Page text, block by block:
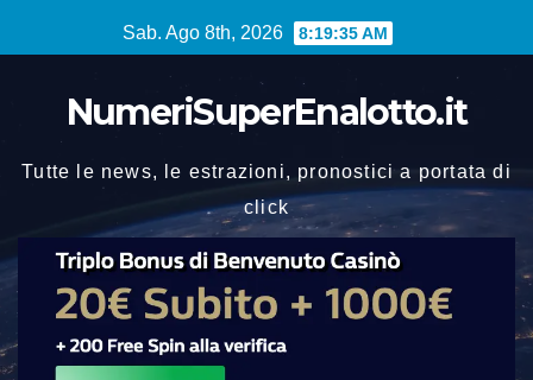
al
Sab. Ago 8th, 2026 8:19:36 AM
NumeriSuperEnalotto.it
Tutte le news, le estrazioni, pronostici a portata di
click